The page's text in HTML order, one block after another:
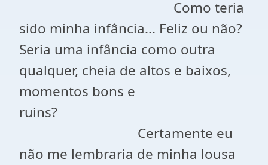
Como teria
sido minha infância... Feliz ou não?
Seria uma infância como outra
qualquer, cheia de altos e baixos,
momentos bons e
ruins?
Certamente eu
não me lembraria de minha lousa